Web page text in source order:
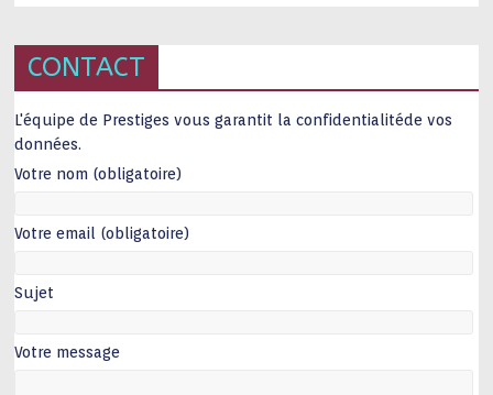
CONTACT
L'équipe de Prestiges vous garantit la confidentialitéde vos
données.
Votre nom (obligatoire)
Votre email (obligatoire)
Sujet
Votre message